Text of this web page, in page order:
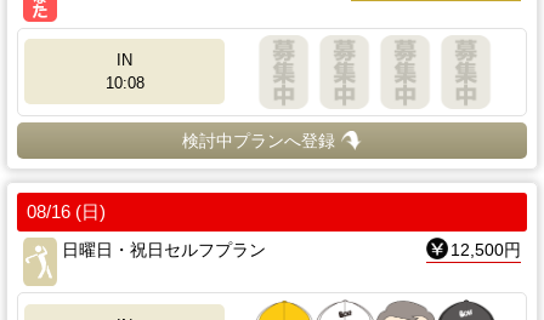
IN
10:08
検討中プランへ登録
08/16 (日)
日曜日・祝日セルフプラン
12,500円